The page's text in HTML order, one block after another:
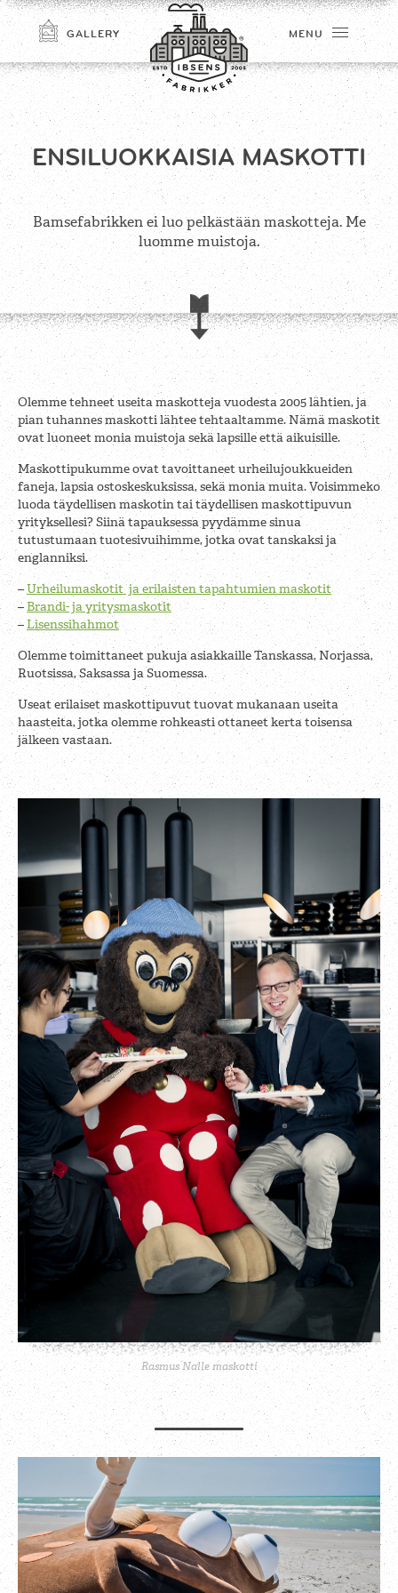
CONNECT
GALLERY MENU
ENSILUOKKAISIA MASKOTTI
Bamsefabrikken ei luo pelkästään maskotteja. Me
luomme muistoja.
Olemme tehneet useita maskotteja vuodesta 2005 lähtien, ja
pian tuhannes maskotti lähtee tehtaaltamme. Nämä maskotit
ovat luoneet monia muistoja sekä lapsille että aikuisille.
Maskottipukumme ovat tavoittaneet urheilujoukkueiden
faneja, lapsia ostoskeskuksissa, sekä monia muita. Voisimmeko
luoda täydellisen maskotin tai täydellisen maskottipuvun
yrityksellesi? Siinä tapauksessa pyydämme sinua
tutustumaan tuotesivuihimme, jotka ovat tanskaksi ja
englanniksi.
–Urheilumaskotit ja erilaisten tapahtumien maskotit
–Brandi- ja yritysmaskotit
–Lisenssihahmot
Olemme toimittaneet pukuja asiakkaille Tanskassa, Norjassa,
Ruotsissa, Saksassa ja Suomessa.
Useat erilaiset maskottipuvut tuovat mukanaan useita
haasteita, jotka olemme rohkeasti ottaneet kerta toisensa
jälkeen vastaan.
Rasmus Nalle maskotti